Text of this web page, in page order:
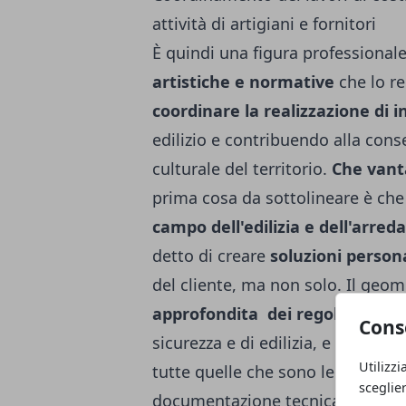
attività di artigiani e fornitori
È quindi una figura
artistiche e normative che lo
coordinare la realizzazione di
edilizio e contribuendo alla
culturale del territorio. Che
prima cosa da sottolineare è
campo dell'edilizia e
detto di creare soluzioni
del cliente, ma non solo. Il
approfondita dei regolamenti
sicurezza e di edilizia, e può
tutte quelle che sono le
documentazione tecnica e